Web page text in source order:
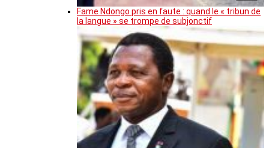
Fame Ndongo pris en faute : quand le « tribun de
la langue » se trompe de subjonctif